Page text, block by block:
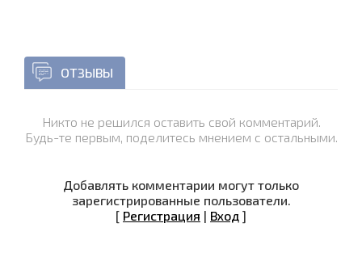
ОТЗЫВЫ
Никто не решился оставить свой комментарий.
Будь-те первым, поделитесь мнением с остальными.
Добавлять комментарии могут только
зарегистрированные пользователи.
[ Регистрация | Вход ]